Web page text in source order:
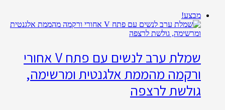
מבצע!
שמלת ערב לנשים עם פתח V אחורי
ורקמה מהממת אלגנטית ומרשימה,
גולשת לרצפה